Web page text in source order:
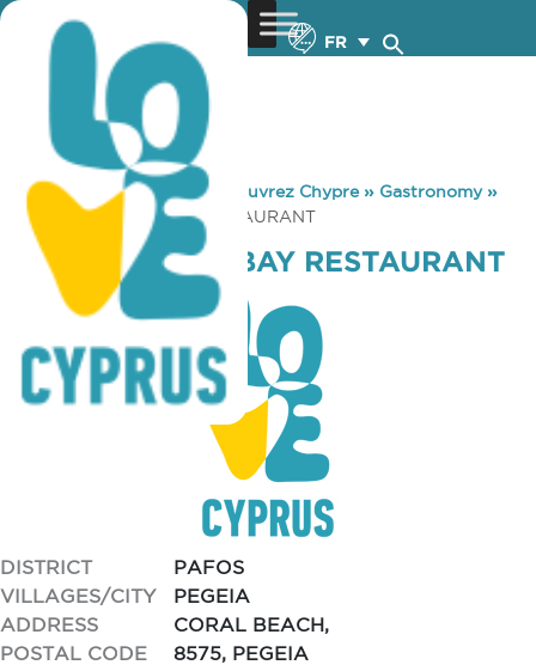
FR
You are here: Home »Découvrez Chypre» Gastronomy»
ARAPIS CORAL BAY RESTAURANT
ARAPIS CORAL BAY RESTAURANT
DISTRICT
PAFOS
VILLAGES/CITY
PEGEIA
ADDRESS
CORAL BEACH,
POSTAL CODE
8575, PEGEIA